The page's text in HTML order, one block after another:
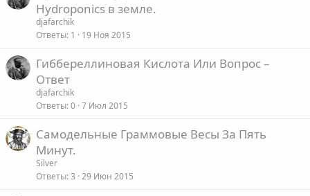
Hydroponics в земле.
djafarchik
Ответы 1 19 Ноя 2015
Гиббереллиновая Кислота Или Вопрос –
Ответ
djafarchik
Ответы 0 7 Июл 2015
Самодельные Граммовые Весы За Пять
Минут.
Silver
Ответы 3 29 Июн 2015